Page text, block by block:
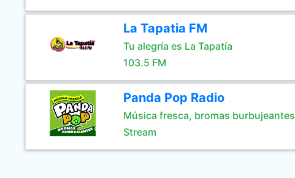
La Tapatia FM
Tu alegría es La Tapatía
103.5 FM
Panda Pop Radio
Música fresca, bromas burbujeantes
Stream